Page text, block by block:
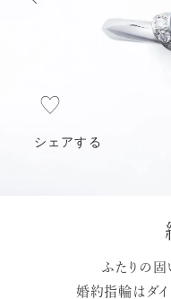
シェアする
ふたりの固
婚約指輪はダ